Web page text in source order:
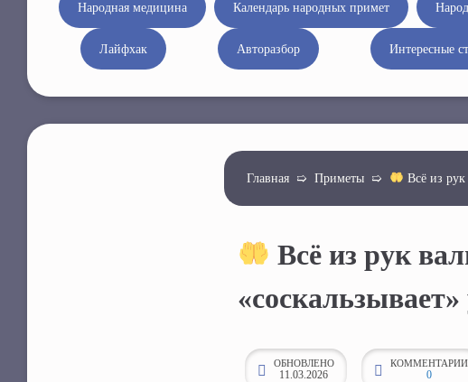
о
т
Народная медицина Календарь народных примет
Лайфхак Авторазбор Интересные
Главная➯ Приметы➯ Всё из рук
Всё из рук
«соскальзывает»
ОБНОВЛЕНО
11.03.2026
КОММЕНТАРИИ
0